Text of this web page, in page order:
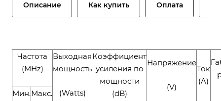
Описание Как купить Оплата
Частота
(MHz)
Выходная
мощность
(Watts)
Коэффициент
усиления по
мощности
(dB)
Напряжение
(V)
Ток
(A)
Мин.Макс.